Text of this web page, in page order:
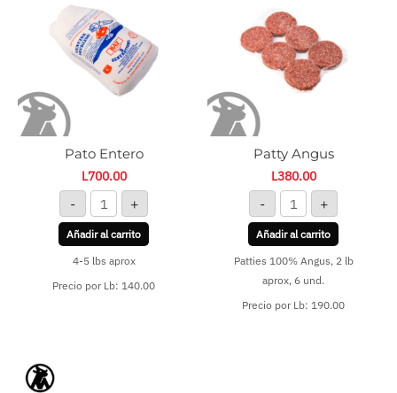
Pato Entero
L700.00
- +
Añadir al carrito
4-5 lbs aprox
Precio por Lb: 140.00
Patty Angus
L380.00
- +
Añadir al carrito
Patties 100% Angus, 2 lb
aprox, 6 und.
Precio por Lb: 190.00